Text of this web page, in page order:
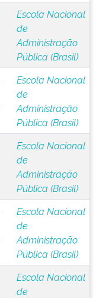
Escola Nacional
de
Administração
Pública (Brasil)
Escola Nacional
de
Administração
Pública (Brasil)
Escola Nacional
de
Administração
Pública (Brasil)
Escola Nacional
de
Administração
Pública (Brasil)
Escola Nacional
de